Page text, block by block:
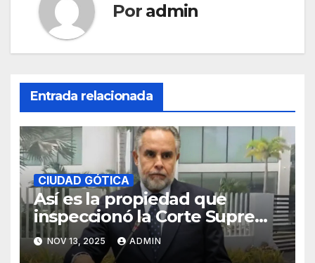
Por admin
Entrada relacionada
CIUDAD GÓTICA
Así es la propiedad que
inspeccionó la Corte Suprema
de Justicia en las afueras de
Bogotá
NOV 13, 2025 ADMIN